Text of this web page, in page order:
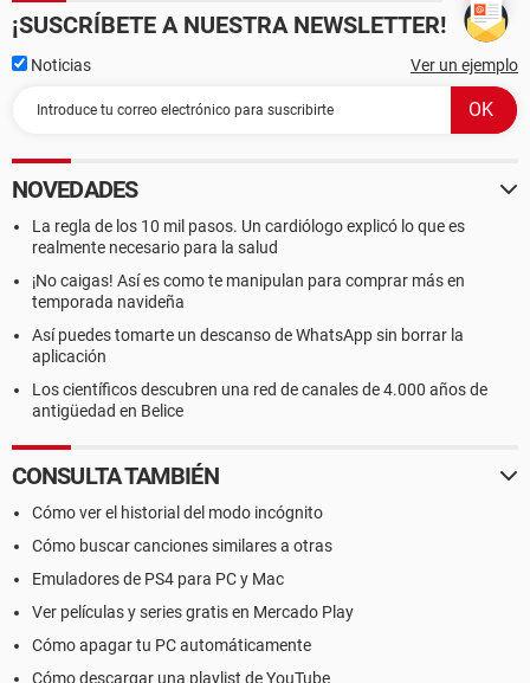
¡SUSCRÍBETE A NUESTRA NEWSLETTER!
Noticias Ver un ejemplo
NOVEDADES
La regla de los 10 mil pasos. Un cardiólogo explicó lo que es
realmente necesario para la salud
¡No caigas! Así es como te manipulan para comprar más en
temporada navideña
Así puedes tomarte un descanso de WhatsApp sin borrar la
aplicación
Los científicos descubren una red de canales de 4.000 años de
antigüedad en Belice
CONSULTA TAMBIÉN
Cómo ver el historial del modo incógnito
Cómo buscar canciones similares a otras
Emuladores de PS4 para PC y Mac
Ver películas y series gratis en Mercado Play
Cómo apagar tu PC automáticamente
Cómo descargar una playlist de YouTube